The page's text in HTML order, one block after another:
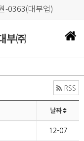
-0363(대부업)
RSS
날짜
12-07